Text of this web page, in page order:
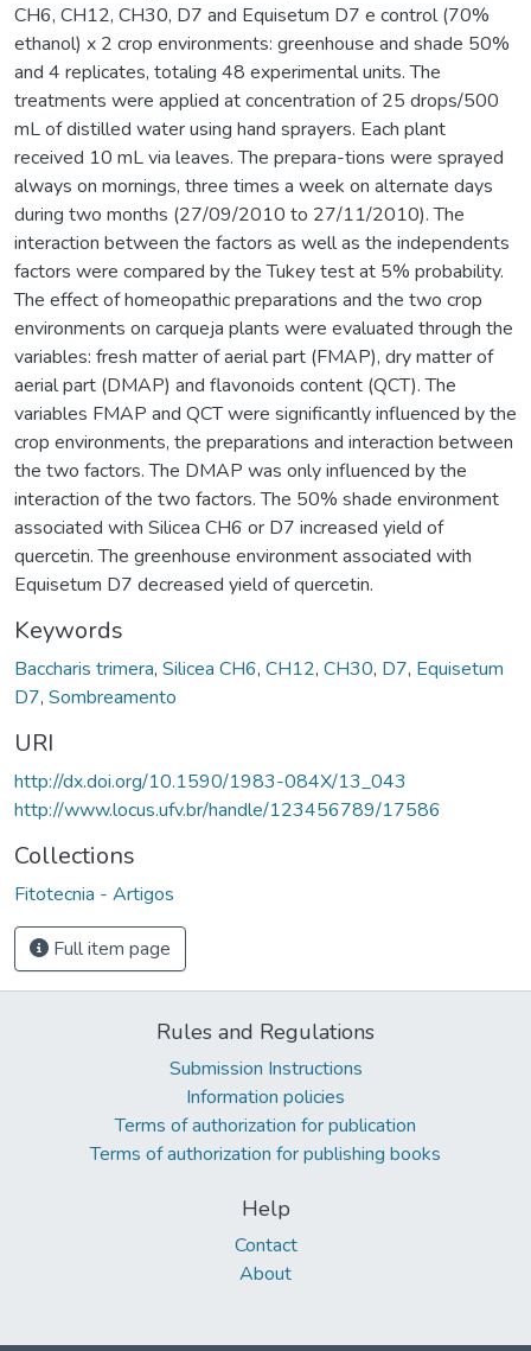
CH6, CH12, CH30, D7 and Equisetum D7 e control (70%
ethanol) x 2 crop environments: greenhouse and shade 50%
and 4 replicates, totaling 48 experimental units. The
treatments were applied at concentration of 25 drops/500
mL of distilled water using hand sprayers. Each plant
received 10 mL via leaves. The prepara-tions were sprayed
always on mornings, three times a week on alternate days
during two months (27/09/2010 to 27/11/2010). The
interaction between the factors as well as the independents
factors were compared by the Tukey test at 5% probability.
The effect of homeopathic preparations and the two crop
environments on carqueja plants were evaluated through the
variables: fresh matter of aerial part (FMAP), dry matter of
aerial part (DMAP) and flavonoids content (QCT). The
variables FMAP and QCT were significantly influenced by the
crop environments, the preparations and interaction between
the two factors. The DMAP was only influenced by the
interaction of the two factors. The 50% shade environment
associated with Silicea CH6 or D7 increased yield of
quercetin. The greenhouse environment associated with
Equisetum D7 decreased yield of quercetin.
Keywords
Baccharis trimera, Silicea CH6, CH12, CH30, D7, Equisetum
D7, Sombreamento
URI
http://dx.doi.org/10.1590/1983-084X/13_043
http://www.locus.ufv.br/handle/123456789/17586
Collections
Fitotecnia - Artigos
Full item page
Rules and Regulations
Submission Instructions
Information policies
Terms of authorization for publication
Terms of authorization for publishing books
Help
Contact
About